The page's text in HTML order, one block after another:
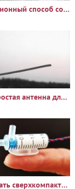
Инновационный способ соединить два провода
Самая простая антенна для цифрового ТВ
Как сделать сверхкомпактный поразительно мощный водяной насос